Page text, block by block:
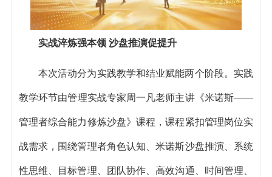
实战淬炼强本领 沙盘推演促提升
本次活动分为实践教学和结业赋能两个阶段。实践
教学环节由管理实战专家周一凡老师主讲《米诺斯——
管理者综合能力修炼沙盘》课程，课程紧扣管理岗位实
战需求，围绕管理者角色认知、米诺斯沙盘推演、系统
性思维、目标管理、团队协作、高效沟通、时间管理、